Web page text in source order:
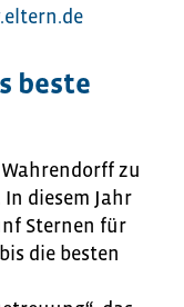
beste
zu
diesem Jahr
Sternen für
die besten